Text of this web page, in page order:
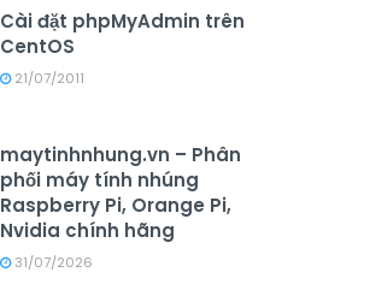
Cài đặt phpMyAdmin trên
CentOS
21/07/2011
maytinhnhung.vn – Phân
phối máy tính nhúng
Raspberry Pi, Orange Pi,
Nvidia chính hãng
31/07/2026